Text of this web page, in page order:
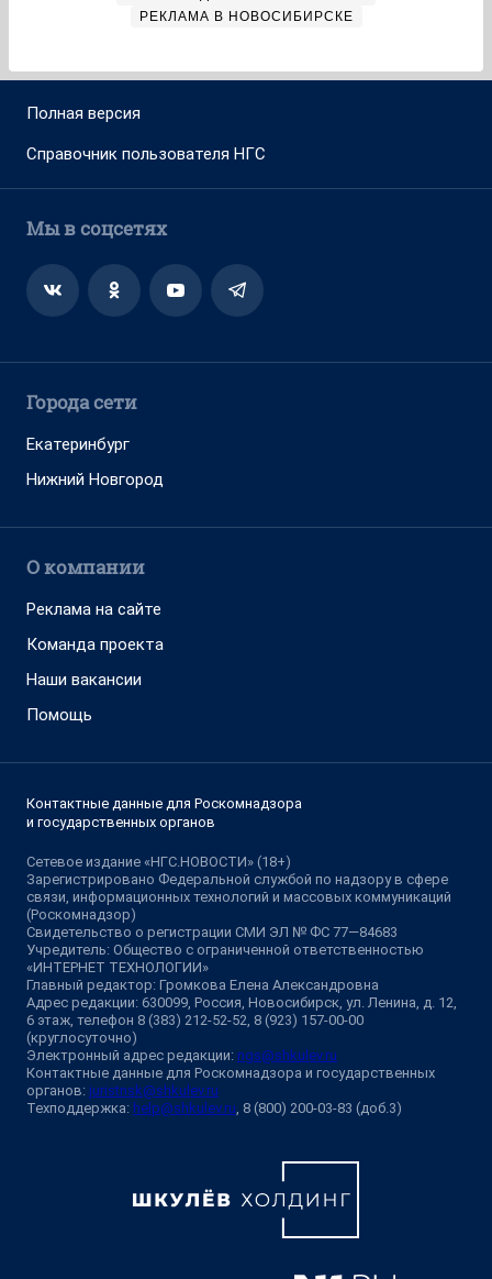
РЕКЛАМА В НОВОСИБИРСКЕ
Полная версия
Справочник пользователя НГС
Мы в соцсетях
Города сети
Екатеринбург
Нижний Новгород
О компании
Реклама на сайте
Команда проекта
Наши вакансии
Помощь
Контактные данные для Роскомнадзора
и государственных органов
Сетевое издание «НГС.НОВОСТИ» (18+)
Зарегистрировано Федеральной службой по надзору в сфере
связи, информационных технологий и массовых коммуникаций
(Роскомнадзор)
Свидетельство о регистрации СМИ ЭЛ № ФС 77—84683
Учредитель: Общество с ограниченной ответственностью
«ИНТЕРНЕТ ТЕХНОЛОГИИ»
Главный редактор: Громкова Елена Александровна
Адрес редакции: 630099, Россия, Новосибирск, ул. Ленина, д. 12,
6 этаж, телефон 8 (383) 212-52-52, 8 (923) 157-00-00
(круглосуточно)
Электронный адрес редакции: ngs@shkulev.ru
Контактные данные для Роскомнадзора и государственных
органов: juristnsk@shkulev.ru
Техподдержка: help@shkulev.ru , 8 (800) 200-03-83 (доб.3)